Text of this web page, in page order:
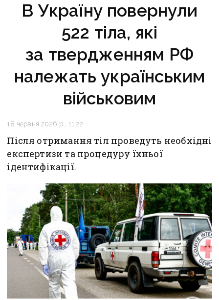
В Україну повернули
522 тіла, які
за твердженням РФ
належать українським
військовим
18 червня 2026 р., 11:22
Після отримання тіл проведуть необхідні
експертизи та процедуру їхньої
ідентифікації.